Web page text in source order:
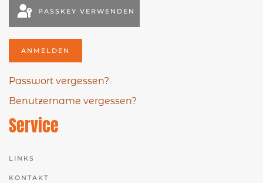
PASSKEY VERWENDEN
ANMELDEN
Passwort vergessen?
Benutzername vergessen?
Service
LINKS
KONTAKT